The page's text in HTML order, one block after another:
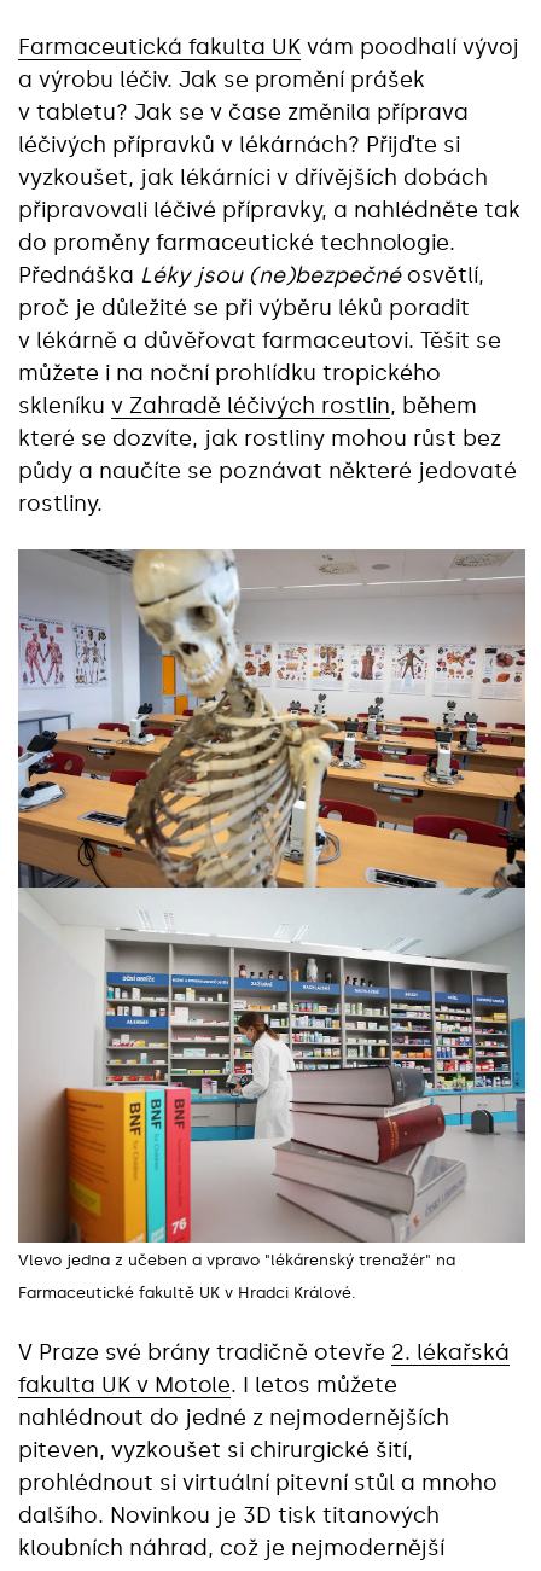
Farmaceutická fakulta UK vám poodhalí vývoj
a výrobu léčiv. Jak se promění prášek
v tabletu? Jak se v čase změnila příprava
léčivých přípravků v lékárnách? Přijďte si
vyzkoušet, jak lékárníci v dřívějších dobách
připravovali léčivé přípravky, a nahlédněte tak
do proměny farmaceutické technologie.
Přednáška Léky jsou (ne)bezpečnéosvětlí,
proč je důležité se při výběru léků poradit
v lékárně a důvěřovat farmaceutovi. Těšit se
můžete i na noční prohlídku tropického
skleníku v Zahradě léčivých rostlin, během
které se dozvíte, jak rostliny mohou růst bez
půdy a naučíte se poznávat některé jedovaté
rostliny.
Vlevo jedna z učeben a vpravo "lékárenský trenažér" na
Farmaceutické fakultě UK v Hradci Králové.
V Praze své brány tradičně otevře 2. lékařská
fakulta UK v Motole. I letos můžete
nahlédnout do jedné z nejmodernějších
piteven, vyzkoušet si chirurgické šití,
prohlédnout si virtuální pitevní stůl a mnoho
dalšího. Novinkou je 3D tisk titanových
kloubních náhrad, což je nejmodernější